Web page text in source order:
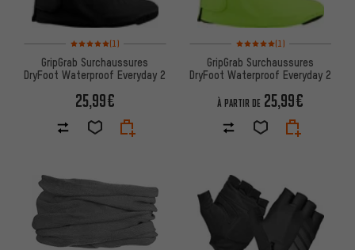
Note moyenne : 5 sur 5 d'après 1 avis
(1)
GripGrab Surchaussures
DryFoot Waterproof Everyday 2
25,99€
Note moyenne : 5 sur 5
(1)
GripGrab Surchaussures
DryFoot Waterproof Everyday 2
À PARTIR DE 25,99€